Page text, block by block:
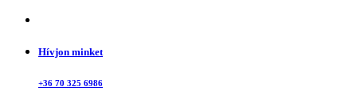
Hívjon minket
+36 70 325 6986